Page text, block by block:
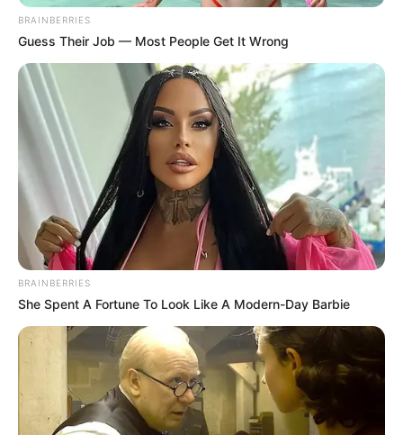
BRAINBERRIES
Guess Their Job — Most People Get It Wrong
BRAINBERRIES
She Spent A Fortune To Look Like A Modern-Day Barbie